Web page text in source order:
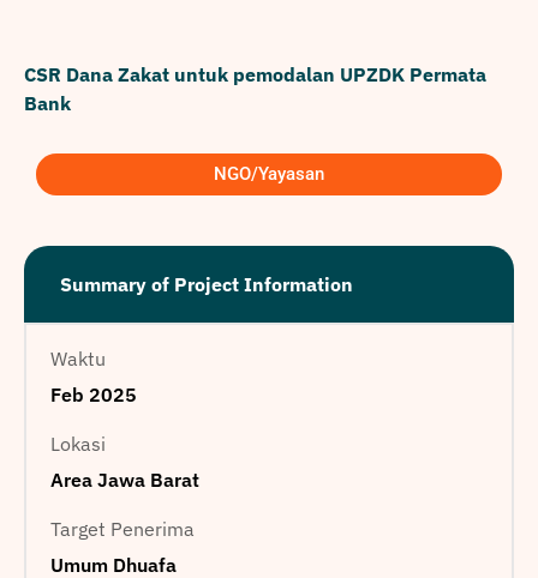
CSR Dana Zakat untuk pemodalan UPZDK Permata
Bank
NGO/Yayasan
Summary of Project Information
Waktu
Feb 2025
Lokasi
Area Jawa Barat
Target Penerima
Umum Dhuafa